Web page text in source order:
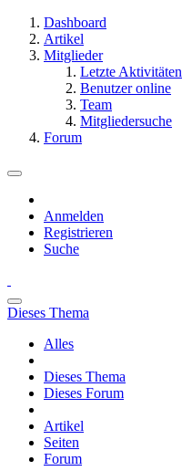
Dashboard
Artikel
Mitglieder
Letzte Aktivitäten
Benutzer online
Team
Mitgliedersuche
Forum
Anmelden
Registrieren
Suche
Dieses Thema
Alles
Dieses Thema
Dieses Forum
Artikel
Seiten
Forum